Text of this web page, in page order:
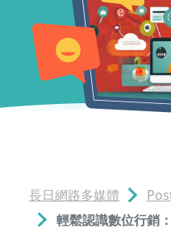
長日網路多媒體
輕鬆認識數位行銷